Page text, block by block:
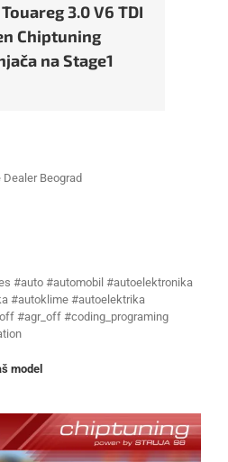
3.0 V6 TDI
Chiptuning
na Stage1
Beograd
#auto #automobil #autoelektronika
#autoklime #autoelektrika
#agr_off #coding_programing
model